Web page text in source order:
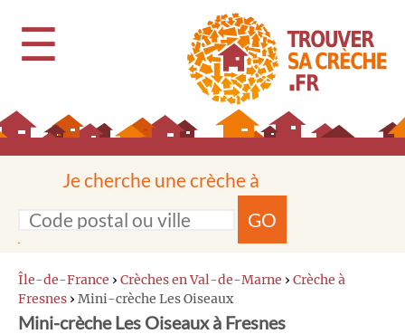
☰
Je cherche une crèche à
GO
Île-de-France › Crèches en Val-de-Marne › Crèche à
Fresnes › Mini-crèche Les Oiseaux
Mini-crèche Les Oiseaux à Fresnes